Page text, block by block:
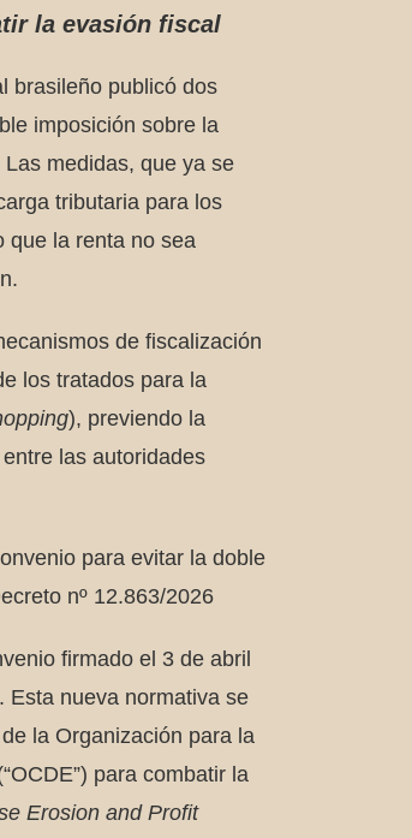
la evasión fiscal
brasileño publicó dos
imposición sobre la
medidas, que ya se
tributaria para los
que la renta no sea
de fiscalización
los tratados para la
), previendo la
las autoridades
para evitar la doble
nº 12.863/2026
firmado el 3 de abril
Esta nueva normativa se
la Organización para la
para combatir la
Erosion and Profit